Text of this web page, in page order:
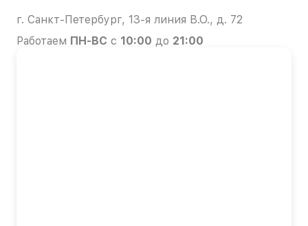
г. Санкт-Петербург, 13-я линия В.О., д. 72
Работаем ПН-ВС с 10:00 до 21:00